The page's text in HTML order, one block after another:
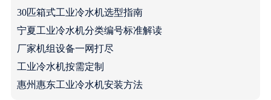
30匹箱式工业冷水机选型指南
宁夏工业冷水机分类编号标准解读
厂家机组设备一网打尽
工业冷水机按需定制
惠州惠东工业冷水机安装方法